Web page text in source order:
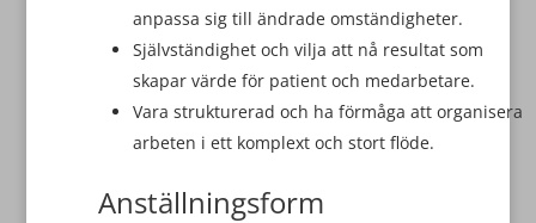
anpassa sig till ändrade omständigheter.
Självständighet och vilja att nå resultat som
skapar värde för patient och medarbetare.
Vara strukturerad och ha förmåga att organisera
arbeten i ett komplext och stort flöde.
Anställningsform